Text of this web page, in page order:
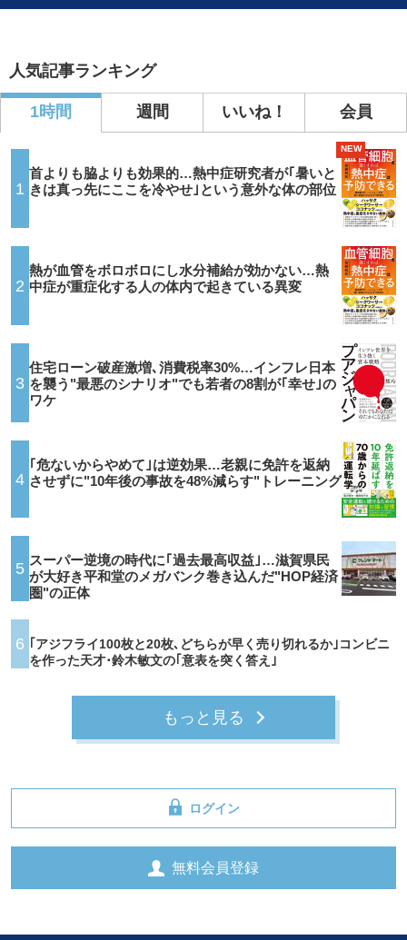
人気記事ランキング
1時間 週間 いいね！ 会員
1
首よりも脇よりも効果的…熱中症研究者が｢暑いと
きは真っ先にここを冷やせ｣という意外な体の部位
NEW
2
熱が血管をボロボロにし水分補給が効かない…熱
中症が重症化する人の体内で起きている異変
3
住宅ローン破産激増､消費税率30%…インフレ日本
を襲う"最悪のシナリオ"でも若者の8割が｢幸せ｣の
ワケ
4
｢危ないからやめて｣は逆効果…老親に免許を返納
させずに"10年後の事故を48%減らす"トレーニング
5 スーパー逆境の時代に｢過去最高収益｣…滋賀県民
が大好き平和堂のメガバンク巻き込んだ"HOP経済
圏"の正体
6
｢アジフライ100枚と20枚､どちらが早く売り切れるか｣コンビニ
を作った天才･鈴木敏文の｢意表を突く答え｣
もっと見る
ログイン
無料会員登録